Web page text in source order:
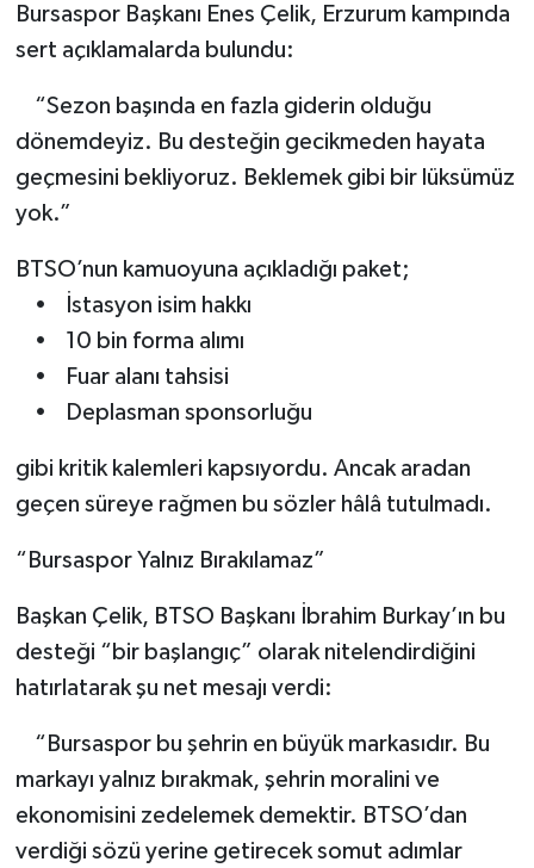
Bursaspor Başkanı Enes Çelik, Erzurum kampında
sert açıklamalarda bulundu:
“Sezon başında en fazla giderin olduğu
dönemdeyiz. Bu desteğin gecikmeden hayata
geçmesini bekliyoruz. Beklemek gibi bir lüksümüz
yok.”
BTSO’nun kamuoyuna açıkladığı paket;
• İstasyon isim hakkı
• 10 bin forma alımı
• Fuar alanı tahsisi
• Deplasman sponsorluğu
gibi kritik kalemleri kapsıyordu. Ancak aradan
geçen süreye rağmen bu sözler hâlâ tutulmadı.
“Bursaspor Yalnız Bırakılamaz”
Başkan Çelik, BTSO Başkanı İbrahim Burkay’ın bu
desteği “bir başlangıç” olarak nitelendirdiğini
hatırlatarak şu net mesajı verdi:
“Bursaspor bu şehrin en büyük markasıdır. Bu
markayı yalnız bırakmak, şehrin moralini ve
ekonomisini zedelemek demektir. BTSO’dan
verdiği sözü yerine getirecek somut adımlar